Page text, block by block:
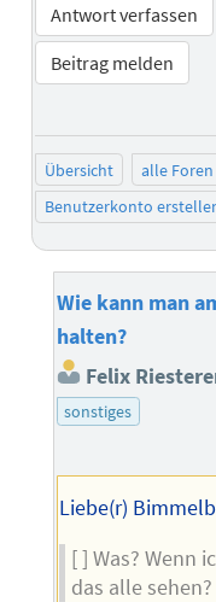
Antwort verfassen
Beitrag melden
Übersicht alle Foren
Benutzerkonto
Wie kann man
halten?
Felix
sonstiges
Liebe(r)
[ ] Was? Wenn
das alle